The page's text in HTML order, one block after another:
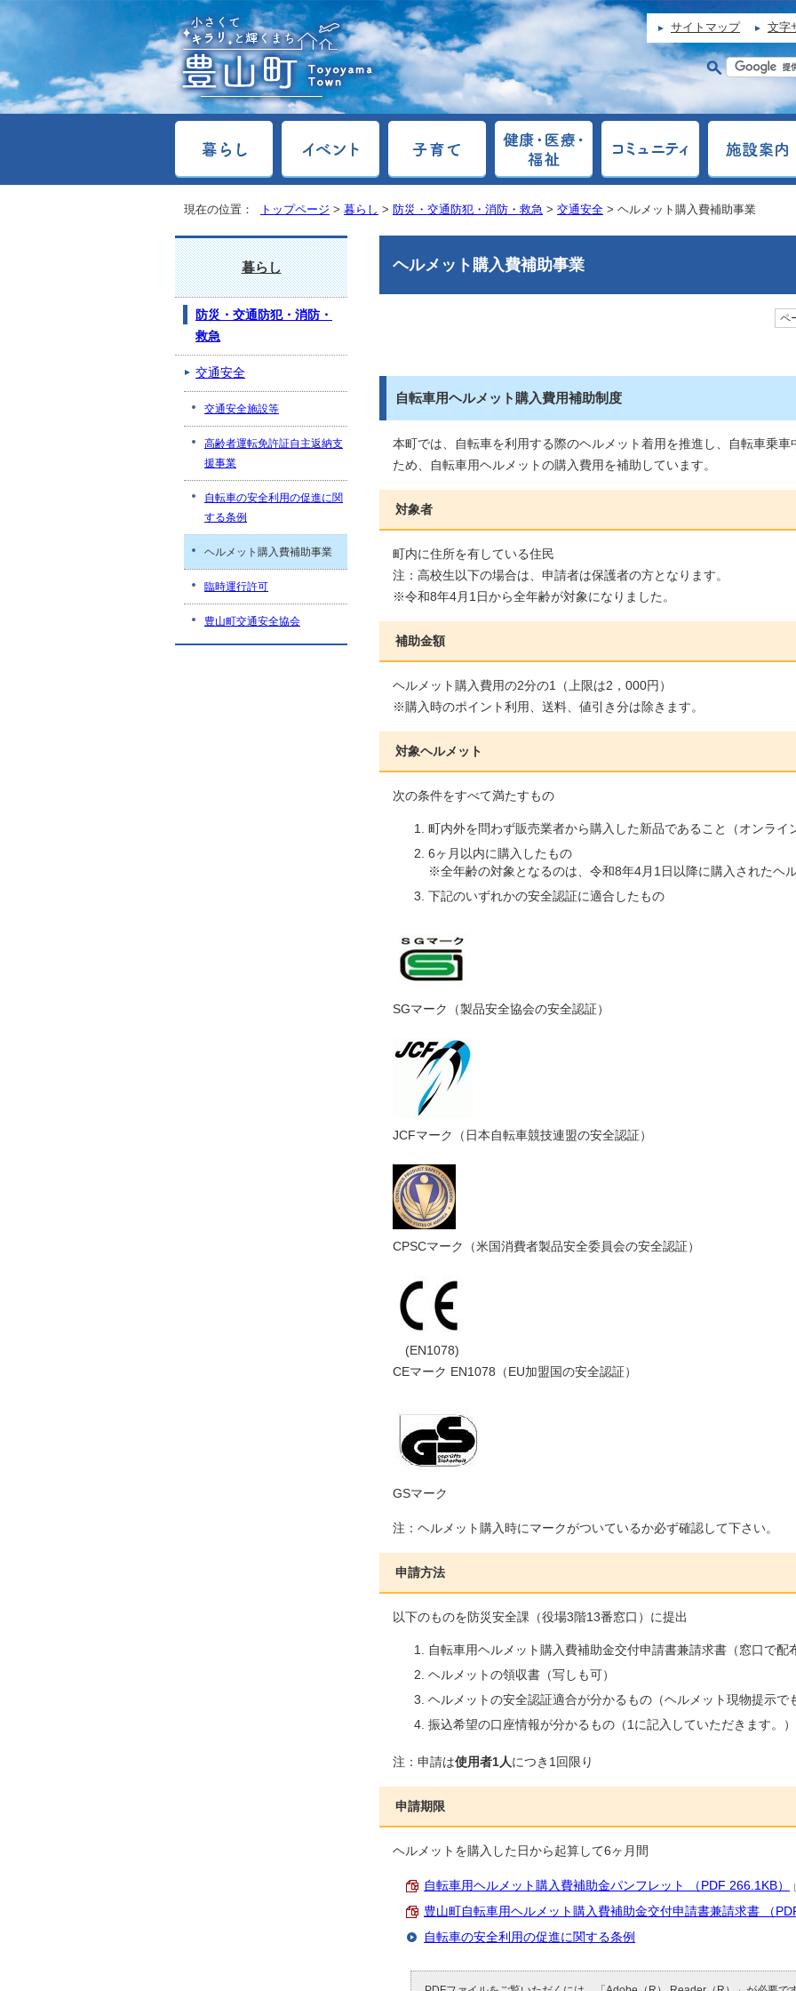
サイトマップ 文字
現在の位置： トップページ > 暮らし > 防災・交通防犯・消防・救急 > 交通安全 > ヘルメット購入費補助事業
ヘルメット購入費補助事業
ペ
自転車用ヘルメット購入費用補助制度
本町では、自転車を利用する際のヘルメット着用を推進し、自転車乗
ため、自転車用ヘルメットの購入費用を補助しています。
対象者
町内に住所を有している住民
注：高校生以下の場合は、申請者は保護者の方となります。
※令和8年4月1日から全年齢が対象になりました。
補助金額
ヘルメット購入費用の2分の1（上限は2，000円）
※購入時のポイント利用、送料、値引き分は除きます。
対象ヘルメット
次の条件をすべて満たすもの
町内外を問わず販売業者から購入した新品であること（オンライ
6ヶ月以内に購入したもの
※全年齢の対象となるのは、令和8年4月1日以降に購入されたヘ
下記のいずれかの安全認証に適合したもの
SGマーク（製品安全協会の安全認証）
JCFマーク（日本自転車競技連盟の安全認証）
CPSCマーク（米国消費者製品安全委員会の安全認証）
(EN1078)
CEマーク EN1078（EU加盟国の安全認証）
GSマーク
注：ヘルメット購入時にマークがついているか必ず確認して下さい。
申請方法
以下のものを防災安全課（役場3階13番窓口）に提出
自転車用ヘルメット購入費補助金交付申請書兼請求書（窓口で配
ヘルメットの領収書（写しも可）
ヘルメットの安全認証適合が分かるもの（ヘルメット現物提示で
振込希望の口座情報が分かるもの（1に記入していただきます。）
注：申請は使用者1人につき1回限り
申請期限
ヘルメットを購入した日から起算して6ヶ月間
自転車用ヘルメット購入費補助金パンフレット （PDF 266.1KB）
豊山町自転車用ヘルメット購入費補助金交付申請書兼請求書 （
自転車の安全利用の促進に関する条例
暮らし
防災・交通防犯・消防・
救急
交通安全
交通安全施設等
高齢者運転免許証自主返納支
援事業
自転車の安全利用の促進に関
する条例
ヘルメット購入費補助事業
臨時運行許可
豊山町交通安全協会